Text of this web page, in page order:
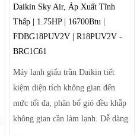
để khí mát có thể đến tận những
góc phòng xa nhất.
Daikin Sky Air, Áp Xuất Tĩnh
Thấp | 1.75HP | 16700Btu |
FDBG18PUV2V | R18PUV2V -
BRC1C61
Máy lạnh giấu trần Daikin tiết
kiệm diện tích không gian đến
mức tối đa, phân bố gió đều khắp
không gian cần làm lạnh. Dễ dàng